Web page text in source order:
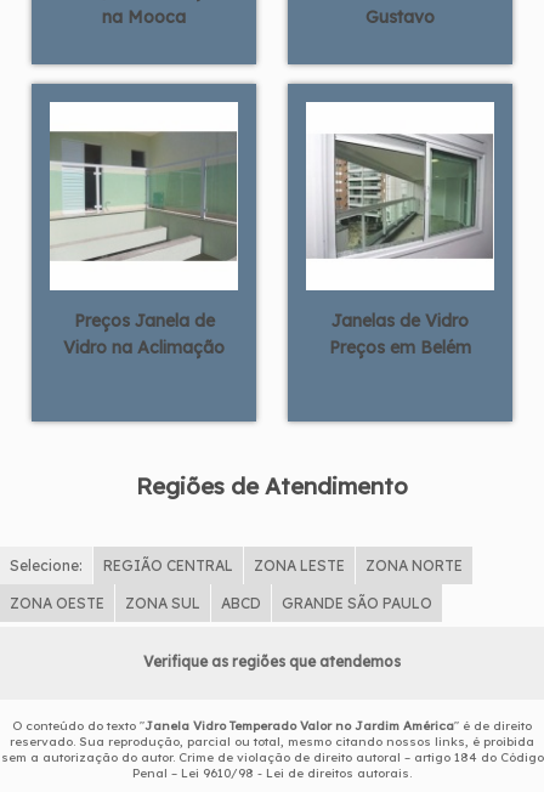
na Mooca
Gustavo
Preços Janela de
Vidro na Aclimação
Janelas de Vidro
Preços em Belém
Regiões de Atendimento
Selecione: REGIÃO CENTRAL ZONA LESTE ZONA NORTE
ZONA OESTE ZONA SUL ABCD GRANDE SÃO PAULO
Verifique as regiões que atendemos
O conteúdo do texto "Janela Vidro Temperado Valor no Jardim América" é de direito
reservado. Sua reprodução, parcial ou total, mesmo citando nossos links, é proibida
sem a autorização do autor. Crime de violação de direito autoral – artigo 184 do Código
Penal – Lei 9610/98 - Lei de direitos autorais.